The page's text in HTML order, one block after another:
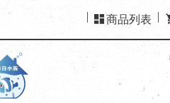
商品列表